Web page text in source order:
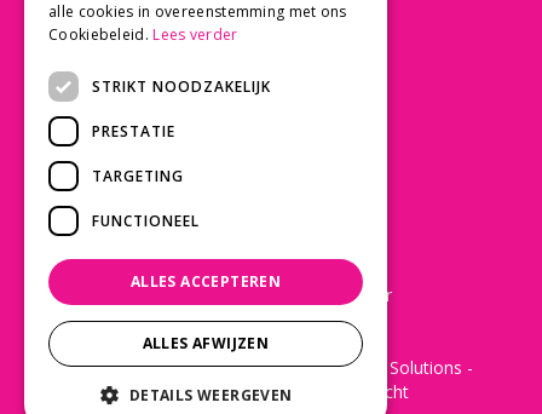
Betaalinformatie
Laat een Google review achter
© 2022 - De Bruijn Tuincentrum -Green Solutions -
Disclaimer-Tuincentrum Overzicht
alle cookies in overeenstemming met ons
Cookiebeleid. Lees verder
STRIKT NOODZAKELIJK
PRESTATIE
TARGETING
FUNCTIONEEL
ALLES ACCEPTEREN
ALLES AFWIJZEN
DETAILS WEERGEVEN